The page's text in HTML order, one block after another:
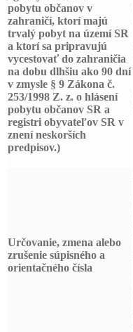
pobytu občanov v
zahraničí, ktorí majú
trvalý pobyt na území SR
a ktorí sa pripravujú
vycestovať do zahraničia
na dobu dlhšiu ako 90 dní
v zmysle § 9 Zákona č.
253/1998 Z. z. o hlásení
pobytu občanov SR a
registri obyvateľov SR v
znení neskorších
predpisov.)
Určovanie, zmena alebo
zrušenie súpisného a
orientačného čísla